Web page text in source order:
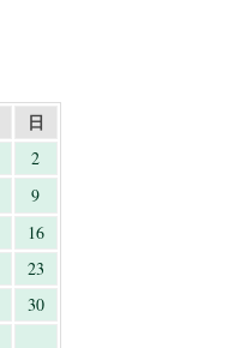
日
2
9
16
23
30